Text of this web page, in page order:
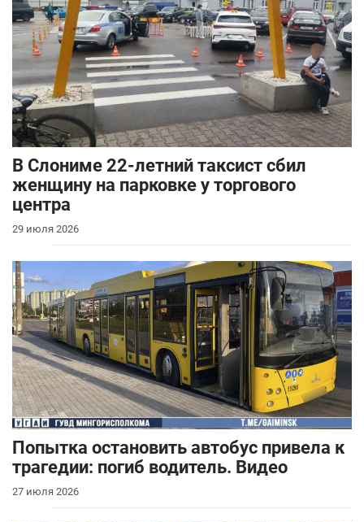
В Слониме 22-летний таксист сбил
женщину на парковке у торгового
центра
29 июля 2026
Попытка остановить автобус привела к
трагедии: погиб водитель. Видео
27 июля 2026